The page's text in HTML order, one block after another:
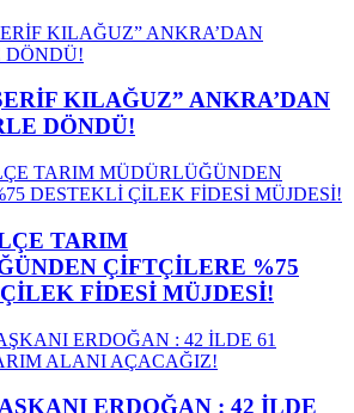
KILAĞUZ” ANKRA’DAN
DÖNDÜ!
TARIM
ÇİFTÇİLERE %75
FİDESİ MÜJDESİ!
ERDOĞAN : 42 İLDE